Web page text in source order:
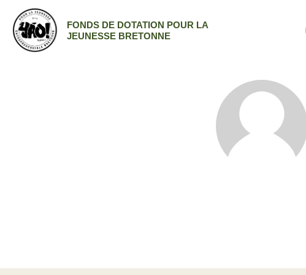
FONDS DE DOTATION POUR LA
JEUNESSE BRETONNE